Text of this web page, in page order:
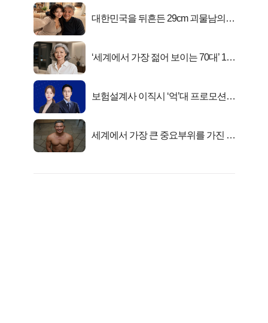
대한민국을 뒤흔든 29cm 괴물남의
‘세계에서 가장 젊어 보이는 70대’ 1위
보험설계사 이직시 ‘억’대 프로모션!
세계에서 가장 큰 중요부위를 가진 남